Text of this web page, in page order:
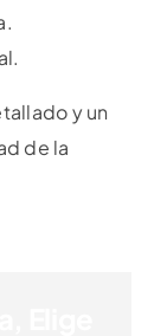
y un
de la